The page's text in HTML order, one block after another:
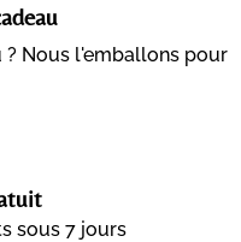
Nous l'emballons pour
sous 7 jours